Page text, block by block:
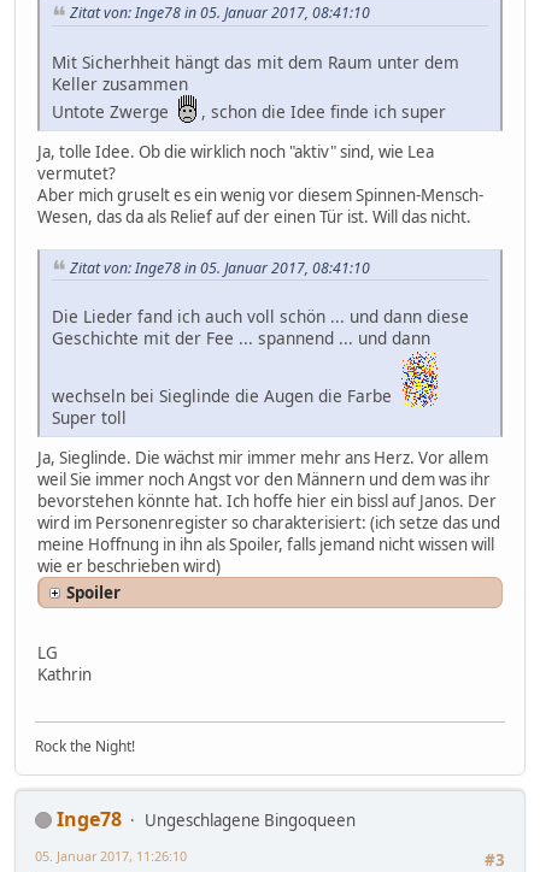
Zitat von: Inge78 in 05. Januar 2017, 08:41:10
Mit Sicherhheit hängt das mit dem Raum unter dem
Keller zusammen
Untote Zwerge
, schon die Idee finde ich super
Ja, tolle Idee. Ob die wirklich noch "aktiv" sind, wie Lea
vermutet?
Aber mich gruselt es ein wenig vor diesem Spinnen-Mensch-
Wesen, das da als Relief auf der einen Tür ist. Will das nicht.
Zitat von: Inge78 in 05. Januar 2017, 08:41:10
Die Lieder fand ich auch voll schön ... und dann diese
Geschichte mit der Fee ... spannend ... und dann
wechseln bei Sieglinde die Augen die Farbe
Super toll
Ja, Sieglinde. Die wächst mir immer mehr ans Herz. Vor allem
weil Sie immer noch Angst vor den Männern und dem was ihr
bevorstehen könnte hat. Ich hoffe hier ein bissl auf Janos. Der
wird im Personenregister so charakterisiert: (ich setze das und
meine Hoffnung in ihn als Spoiler, falls jemand nicht wissen will
wie er beschrieben wird)
Spoiler
LG
Kathrin
Rock the Night!
Inge78
Ungeschlagene Bingoqueen
#3
05. Januar 2017, 11:26:10